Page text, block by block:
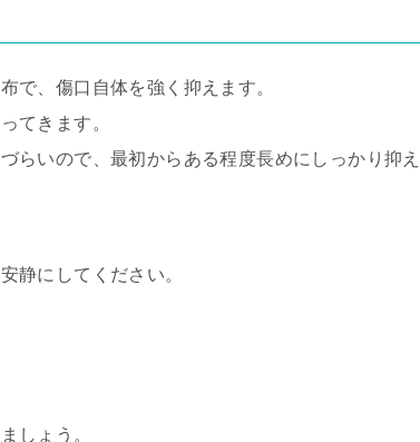
で、傷口自体を強く抑えます。
てきます。
らいので、最初からある程度長めにしっかり抑え
静にしてください。
しょう。